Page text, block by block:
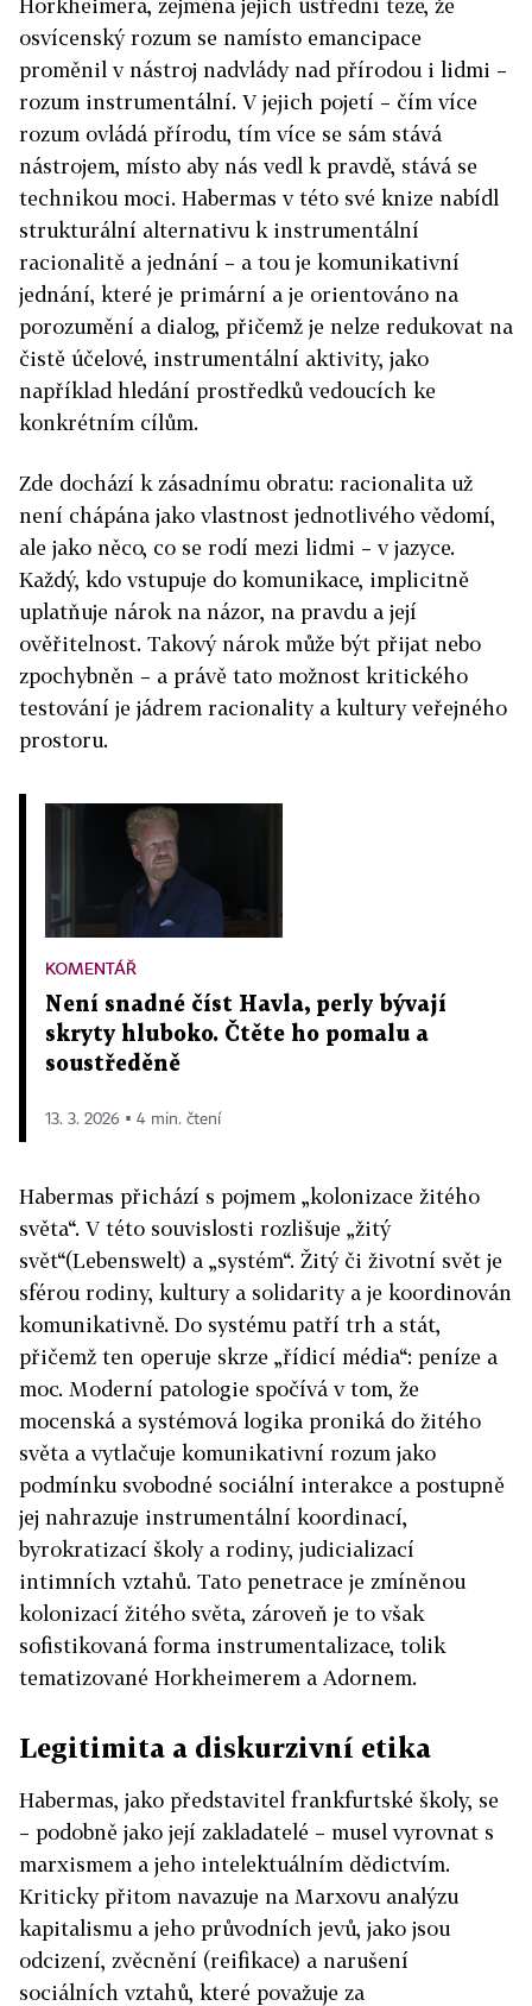
Horkheimera, zejména jejich ústřední teze, že
osvícenský rozum se namísto emancipace
proměnil v nástroj nadvlády nad přírodou i lidmi –
rozum instrumentální. V jejich pojetí – čím více
rozum ovládá přírodu, tím více se sám stává
nástrojem, místo aby nás vedl k pravdě, stává se
technikou moci. Habermas v této své knize nabídl
strukturální alternativu k instrumentální
racionalitě a jednání – a tou je komunikativní
jednání, které je primární a je orientováno na
porozumění a dialog, přičemž je nelze redukovat na
čistě účelové, instrumentální aktivity, jako
například hledání prostředků vedoucích ke
konkrétním cílům.
Zde dochází k zásadnímu obratu: racionalita už
není chápána jako vlastnost jednotlivého vědomí,
ale jako něco, co se rodí mezi lidmi – v jazyce.
Každý, kdo vstupuje do komunikace, implicitně
uplatňuje nárok na názor, na pravdu a její
ověřitelnost. Takový nárok může být přijat nebo
zpochybněn – a právě tato možnost kritického
testování je jádrem racionality a kultury veřejného
prostoru.
KOMENTÁŘ
Není snadné číst Havla, perly bývají
skryty hluboko. Čtěte ho pomalu a
soustředěně
13. 3. 2026 ▪ 4 min. čtení
Habermas přichází s pojmem „kolonizace žitého
světa“. V této souvislosti rozlišuje „žitý
svět“(Lebenswelt) a „systém“. Žitý či životní svět je
sférou rodiny, kultury a solidarity a je koordinován
komunikativně. Do systému patří trh a stát,
přičemž ten operuje skrze „řídicí média“: peníze a
moc. Moderní patologie spočívá v tom, že
mocenská a systémová logika proniká do žitého
světa a vytlačuje komunikativní rozum jako
podmínku svobodné sociální interakce a postupně
jej nahrazuje instrumentální koordinací,
byrokratizací školy a rodiny, judicializací
intimních vztahů. Tato penetrace je zmíněnou
kolonizací žitého světa, zároveň je to však
sofistikovaná forma instrumentalizace, tolik
tematizované Horkheimerem a Adornem.
Legitimita a diskurzivní etika
Habermas, jako představitel frankfurtské školy, se
– podobně jako její zakladatelé – musel vyrovnat s
marxismem a jeho intelektuálním dědictvím.
Kriticky přitom navazuje na Marxovu analýzu
kapitalismu a jeho průvodních jevů, jako jsou
odcizení, zvěcnění (reifikace) a narušení
sociálních vztahů, které považuje za